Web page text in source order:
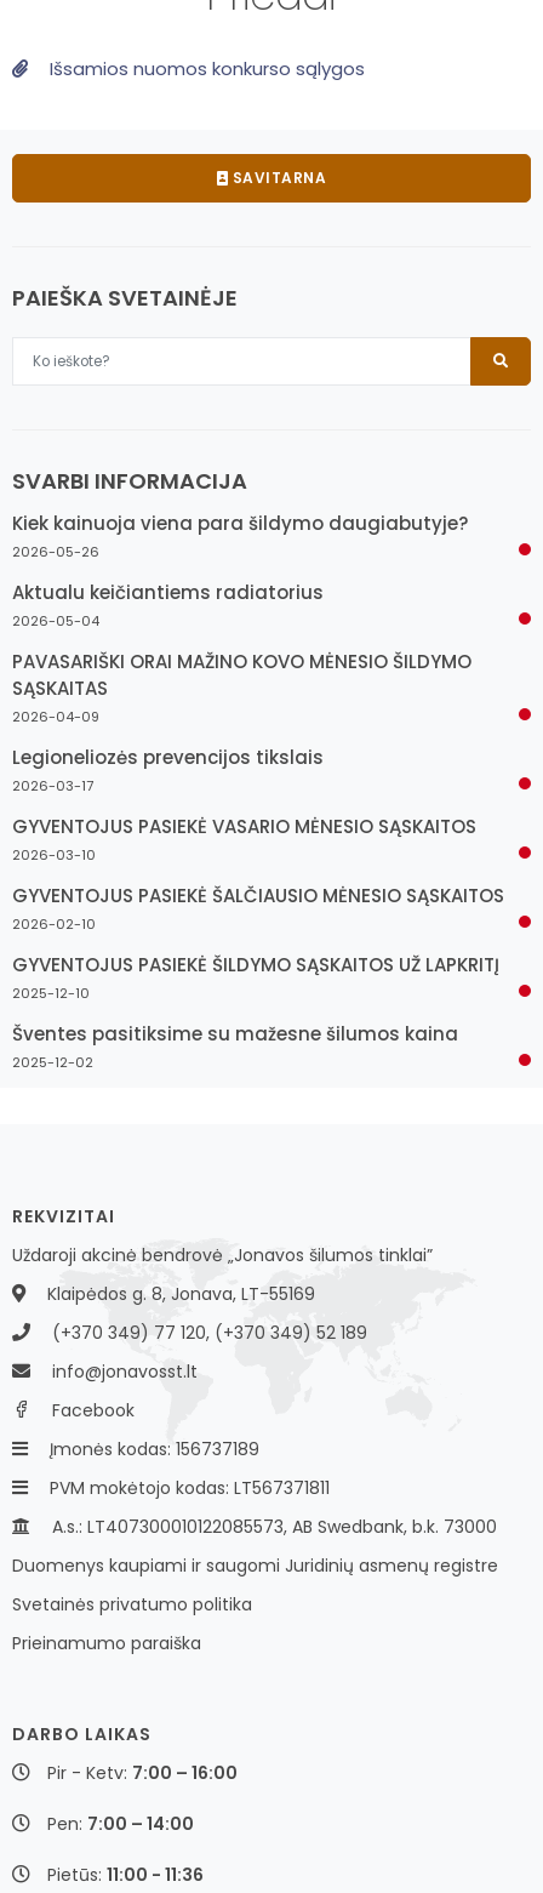
Išsamios nuomos konkurso sąlygos
SAVITARNA
PAIEŠKA SVETAINĖJE
SVARBI INFORMACIJA
Kiek kainuoja viena para šildymo daugiabutyje?
2026-05-26
Aktualu keičiantiems radiatorius
2026-05-04
PAVASARIŠKI ORAI MAŽINO KOVO MĖNESIO ŠILDYMO
SĄSKAITAS
2026-04-09
Legioneliozės prevencijos tikslais
2026-03-17
GYVENTOJUS PASIEKĖ VASARIO MĖNESIO SĄSKAITOS
2026-03-10
GYVENTOJUS PASIEKĖ ŠALČIAUSIO MĖNESIO SĄSKAITOS
2026-02-10
GYVENTOJUS PASIEKĖ ŠILDYMO SĄSKAITOS UŽ LAPKRITĮ
2025-12-10
Šventes pasitiksime su mažesne šilumos kaina
2025-12-02
REKVIZITAI
Uždaroji akcinė bendrovė „Jonavos šilumos tinklai”
Klaipėdos g. 8, Jonava, LT-55169
(+370 349) 77 120, (+370 349) 52 189
info@jonavosst.lt
Facebook
Įmonės kodas: 156737189
PVM mokėtojo kodas: LT567371811
A.s.: LT407300010122085573, AB Swedbank, b.k. 73000
Duomenys kaupiami ir saugomi Juridinių asmenų registre
Svetainės privatumo politika
Prieinamumo paraiška
DARBO LAIKAS
Pir - Ketv: 7:00 – 16:00
Pen: 7:00 – 14:00
Pietūs: 11:00 - 11:36